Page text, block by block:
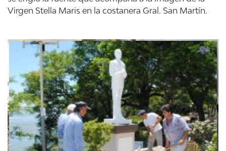
Virgen Stella Maris en la costanera Gral. San Martín.